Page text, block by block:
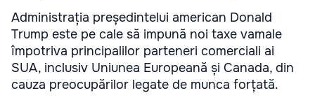
Administrația președintelui american Donald
Trump este pe cale să impună noi taxe vamale
împotriva principalilor parteneri comerciali ai
SUA, inclusiv Uniunea Europeană și Canada, din
cauza preocupărilor legate de munca forțată.